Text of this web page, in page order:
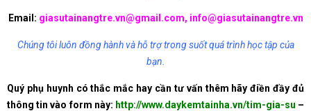
Email: giasutainangtre.vn@gmail.com, info@giasutainangtre.vn
Chúng tôi luôn đồng hành và hỗ trợ trong suốt quá trình học tập của
bạn.
Quý phụ huynh có thắc mắc hay cần tư vấn thêm hãy điền đầy đủ
thông tin vào form này: http://www.daykemtainha.vn/tim-gia-su –